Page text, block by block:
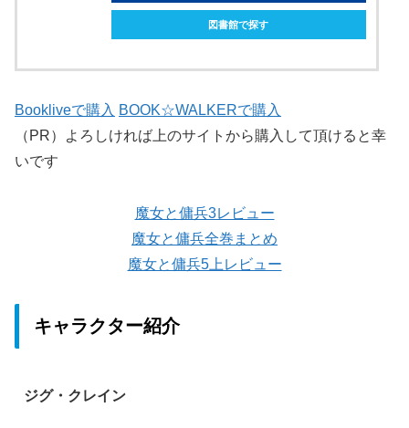
図書館で探す
Bookliveで購入 BOOK☆WALKERで購入
（PR）よろしければ上のサイトから購入して頂けると幸
いです
魔女と傭兵3レビュー
魔女と傭兵全巻まとめ
魔女と傭兵5上レビュー
キャラクター紹介
ジグ・クレイン